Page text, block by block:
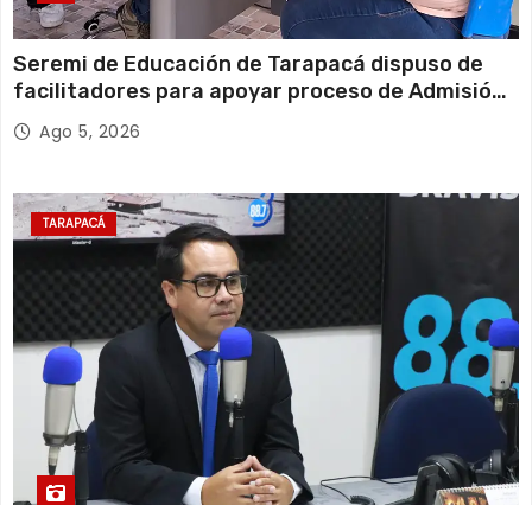
Seremi de Educación de Tarapacá dispuso de
facilitadores para apoyar proceso de Admisión
Escolar 2027
Ago 5, 2026
TARAPACÁ